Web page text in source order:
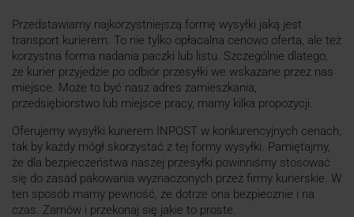
Przedstawiamy najkorzystniejszą formę wysyłki jaką jest
transport kurierem. To nie tylko opłacalna cenowo oferta, ale też
korzystna forma nadania paczki lub listu. Szczególnie dlatego,
że kurier przyjedzie po odbiór przesyłki we wskazane przez nas
miejsce. Może to być nasz adres zamieszkania,
przedsiębiorstwo lub miejsce pracy, mamy kilka propozycji.
Oferujemy wysyłki kurierem INPOST w konkurencyjnych cenach,
tak by każdy mógł skorzystać z tej formy wysyłki. Pamiętajmy,
że dla bezpieczeństwa naszej przesyłki powinniśmy stosować
się do zasad pakowania wyznaczonych przez firmy kurierskie. W
ten sposób mamy pewność, że dotrze ona bezpiecznie i na
czas. Zamów i przekonaj się jakie to proste.